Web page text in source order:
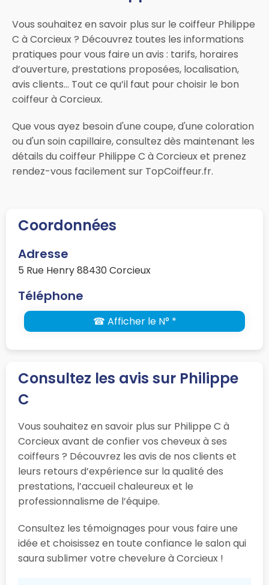
Vous souhaitez en savoir plus sur le coiffeur Philippe
C à Corcieux ? Découvrez toutes les informations
pratiques pour vous faire un avis : tarifs, horaires
d’ouverture, prestations proposées, localisation,
avis clients… Tout ce qu’il faut pour choisir le bon
coiffeur à Corcieux.
Que vous ayez besoin d'une coupe, d'une coloration
ou d'un soin capillaire, consultez dès maintenant les
détails du coiffeur Philippe C à Corcieux et prenez
rendez-vous facilement sur TopCoiffeur.fr.
Coordonnées
Adresse
5 Rue Henry 88430 Corcieux
Téléphone
☎ Afficher le N° *
Consultez les avis sur Philippe
C
Vous souhaitez en savoir plus sur Philippe C à
Corcieux avant de confier vos cheveux à ses
coiffeurs ? Découvrez les avis de nos clients et
leurs retours d’expérience sur la qualité des
prestations, l’accueil chaleureux et le
professionnalisme de l’équipe.
Consultez les témoignages pour vous faire une
idée et choisissez en toute confiance le salon qui
saura sublimer votre chevelure à Corcieux !